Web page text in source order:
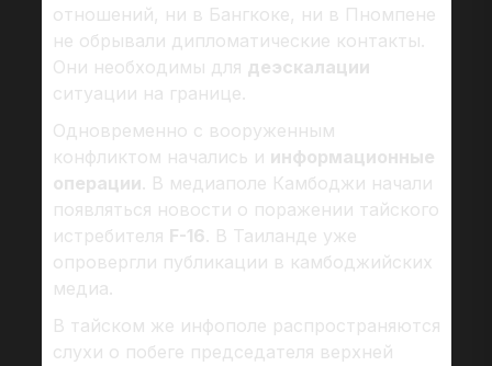
отношений, ни в Бангкоке, ни в Пномпене
не обрывали дипломатические контакты.
Они необходимы для деэскалации
ситуации на границе.
Одновременно с вооруженным
конфликтом начались и информационные
операции. В медиаполе Камбоджи начали
появляться новости о поражении тайского
истребителя F-16. В Таиланде уже
опровергли публикации в камбоджийских
медиа.
В тайском же инфополе распространяются
слухи о побеге председателя верхней